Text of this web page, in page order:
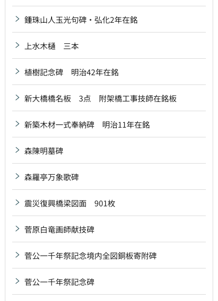
鍾珠山人玉光句碑・弘化2年在銘
上水木樋 三本
植樹記念碑 明治42年在銘
新大橋橋名板 3点 附架橋工事技師在銘板
新築木材一式奉納碑 明治11年在銘
森陳明墓碑
森羅亭万象歌碑
震災復興橋梁図面 901枚
菅原白竜画師献技碑
菅公一千年祭記念境内全図銅板寄附碑
菅公一千年祭記念碑